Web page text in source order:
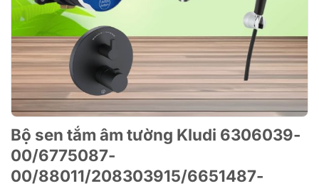
Bộ sen tắm âm tường Kludi 6306039-
00/6775087-
00/88011/208303915/6651487-